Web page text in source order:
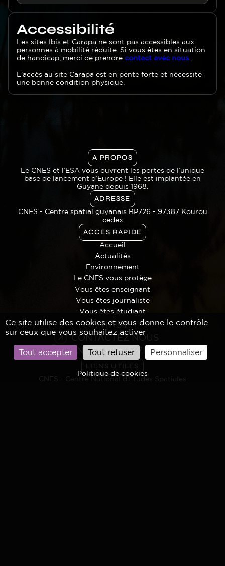
Ce site utilise des cookies et vous donne le contrôle
sur ceux que vous souhaitez activer
Tout accepter Tout refuser Personnaliser
Politique de cookies
Accessibilité
Texte
Les sites Ibis et Carapa ne sont pas accessibles aux
personnes à mobilité réduite. Si vous êtes en situation
de handicap, merci de prendre contact avec nous
L'accès au site Carapa est en pente forte et nécessite
une bonne condition physique.
A PROPOS
Le CNES et l’ESA vous ouvrent les portes de l’unique
base de lancement d’Europe ! Elle est implantée en
Guyane depuis 1968.
ADRESSE
CNES - Centre spatial guyanais BP726 - 97387 Kourou
cedex
ACCES RAPIDE
Accueil
Actualités
Environnement
Le CNES vous protège
Vous êtes enseignant
Vous êtes journaliste
Vous êtes étudiant
HAUT
CONTACTEZ NOUS
RENDEZ NOUS VISITE
LIENS UTILES
CNES - Centre National d'Études Spatiales